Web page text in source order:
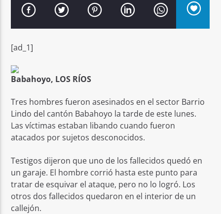
Señal FM
[ad_1]
Babahoyo, LOS RÍOS
Tres hombres fueron asesinados en el sector Barrio
Lindo del cantón Babahoyo la tarde de este lunes.
Las víctimas estaban libando cuando fueron
atacados por sujetos desconocidos.
Testigos dijeron que uno de los fallecidos quedó en
un garaje. El hombre corrió hasta este punto para
tratar de esquivar el ataque, pero no lo logró. Los
otros dos fallecidos quedaron en el interior de un
callejón.